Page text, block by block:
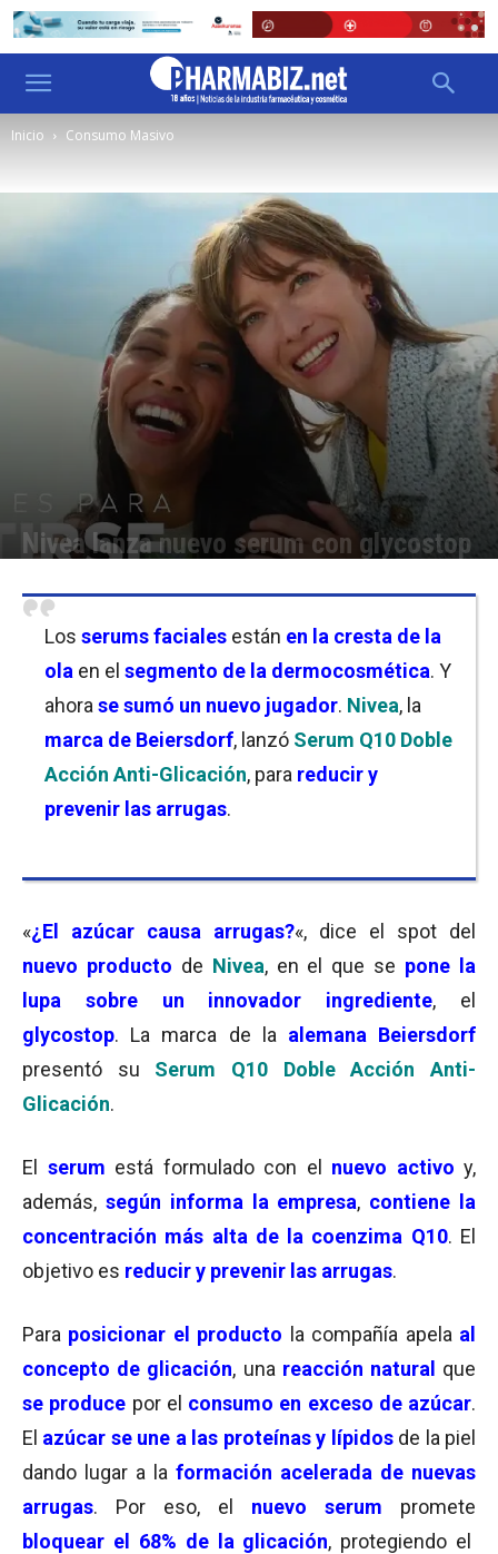
Inicio Consumo Masivo
Nivea lanza nuevo serum con glycostop
Los serums faciales están en la cresta de la
ola en el segmento de la dermocosmética. Y
ahora se sumó un nuevo jugador. Nivea, la
marca de Beiersdorf, lanzó Serum Q10 Doble
Acción Anti-Glicación, para reducir y
prevenir las arrugas.
«¿El azúcar causa arrugas?«, dice el spot del
nuevo producto de Nivea, en el que se pone la
lupa sobre un innovador ingrediente, el
glycostop. La marca de la alemana Beiersdorf
presentó su Serum Q10 Doble Acción Anti-
Glicación.
El serum está formulado con el nuevo activo y,
además, según informa la empresa, contiene la
concentración más alta de la coenzima Q10. El
objetivo es reducir y prevenir las arrugas.
Para posicionar el producto la compañía apela al
concepto de glicación, una reacción natural
que
se produce por el consumo en exceso de azúcar.
El azúcar se une a las proteínas y lípidos de la piel
dando lugar a la formación acelerada de nuevas
arrugas. Por eso, el nuevo serum promete
bloquear el 68% de la glicación, protegiendo el